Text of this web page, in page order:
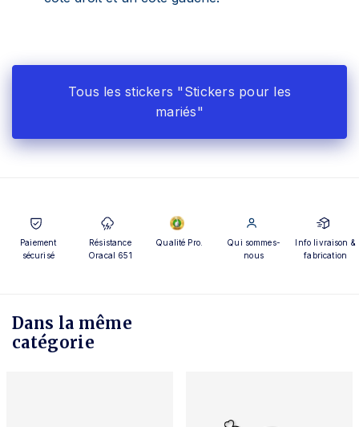
Tous les stickers "Stickers pour les
mariés"
Paiement
sécurisé
Résistance
Oracal 651
Qualité Pro.
Qui sommes-
nous
Info livraison &
fabrication
Dans la même
catégorie